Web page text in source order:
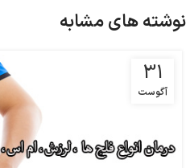
نوشته های مشابه
31
آگوست